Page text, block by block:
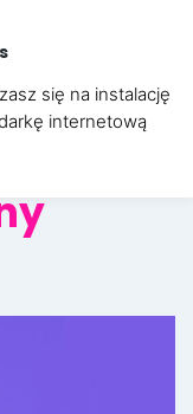
się na instalację
internetową